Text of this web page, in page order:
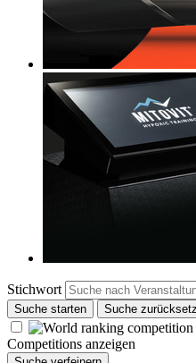
Stichwort
Suche starten Suche
Competitions anzeigen